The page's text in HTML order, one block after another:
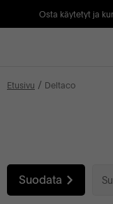
Osta käytetyt ja
Etusivu Deltaco
Suodata